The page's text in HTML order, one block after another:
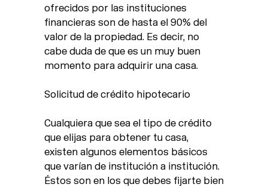
ofrecidos por las instituciones
financieras son de hasta el 90% del
valor de la propiedad. Es decir, no
cabe duda de que es un muy buen
momento para adquirir una casa.
Solicitud de crédito hipotecario
Cualquiera que sea el tipo de crédito
que elijas para obtener tu casa,
existen algunos elementos básicos
que varían de institución a institución.
Éstos son en los que debes fijarte bien